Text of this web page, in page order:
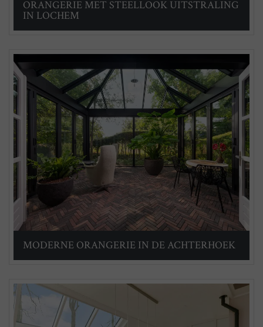
ORANGERIE MET STEELLOOK UITSTRALING
IN LOCHEM
MODERNE ORANGERIE IN DE ACHTERHOEK